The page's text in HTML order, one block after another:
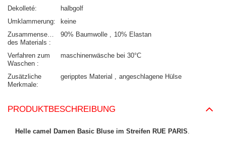
Dekolleté
halbgolf
Umklammerung
keine
Zusammensetzung
des Materials
90% Baumwolle 10% Elastan
Verfahren zum
Waschen
maschinenwäsche bei 30°C
Zusätzliche
Merkmale
geripptes Material angeschlagene Hülse
PRODUKTBESCHREIBUNG
Helle camel Damen Basic Bluse im Streifen RUE PARIS.